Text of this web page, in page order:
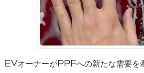
EVオーナーがPPFへの新たな需要を